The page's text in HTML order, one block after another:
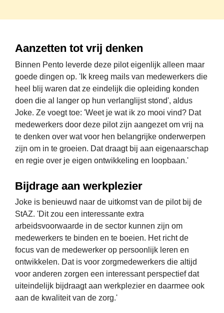
Aanzetten tot vrij denken
Binnen Pento leverde deze pilot eigenlijk alleen maar
goede dingen op. 'Ik kreeg mails van medewerkers die
heel blij waren dat ze eindelijk die opleiding konden
doen die al langer op hun verlanglijst stond', aldus
Joke. Ze voegt toe: 'Weet je wat ik zo mooi vind? Dat
medewerkers door deze pilot zijn aangezet om vrij na
te denken over wat voor hen belangrijke onderwerpen
zijn om in te groeien. Dat draagt bij aan eigenaarschap
en regie over je eigen ontwikkeling en loopbaan.'
Bijdrage aan werkplezier
Joke is benieuwd naar de uitkomst van de pilot bij de
StAZ. 'Dit zou een interessante extra
arbeidsvoorwaarde in de sector kunnen zijn om
medewerkers te binden en te boeien. Het richt de
focus van de medewerker op persoonlijk leren en
ontwikkelen. Dat is voor zorgmedewerkers die altijd
voor anderen zorgen een interessant perspectief dat
uiteindelijk bijdraagt aan werkplezier en daarmee ook
aan de kwaliteit van de zorg.'